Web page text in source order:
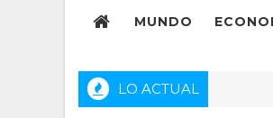
MUNDO
LO ACTUAL